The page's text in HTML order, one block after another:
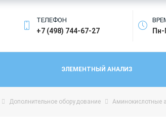
ТЕЛЕФОН
+7 (498) 744-67-27 Пн-
ЭЛЕМЕНТНЫЙ АНАЛИЗ
Дополнительное оборудование Аминокислотные